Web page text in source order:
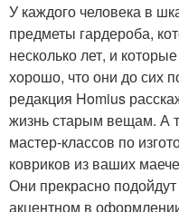
У каждого человека в
предметы гардероба,
несколько лет, и
хорошо, что они до сих
редакция Homius
жизнь старым вещам. А
мастер-классов по
ковриков из ваших
Они прекрасно
акцентном в